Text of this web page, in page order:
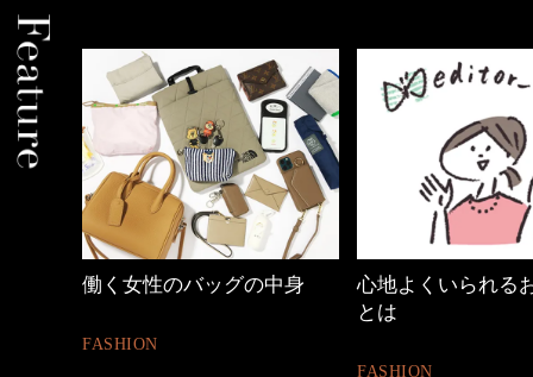
心地よくいられるおしゃれ
40代の小顔メイク